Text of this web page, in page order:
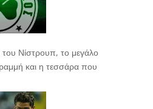
Νίστρουπ, το μεγάλο
και η τεσσάρα που